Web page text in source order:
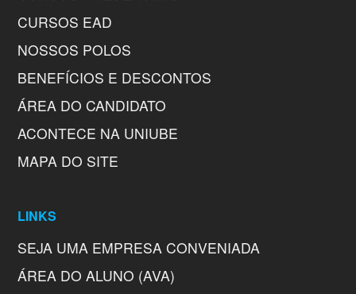
CURSOS EAD
NOSSOS POLOS
BENEFÍCIOS E DESCONTOS
ÁREA DO CANDIDATO
ACONTECE NA UNIUBE
MAPA DO SITE
LINKS
SEJA UMA EMPRESA CONVENIADA
ÁREA DO ALUNO (AVA)